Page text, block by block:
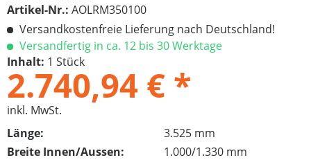
Artikel-Nr.: AOLRM350100
Versandkostenfreie Lieferung nach Deutschland!
Versandfertig in ca. 12 bis 30 Werktage
Inhalt: 1 Stück
2.740,94 € *
inkl. MwSt.
Länge:
3.525 mm
Breite Innen/Aussen:
1.000/1.330 mm